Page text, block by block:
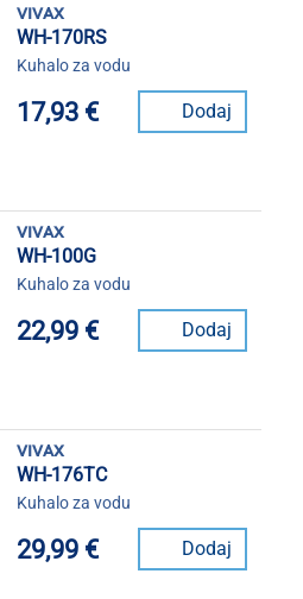
vivax
WH-170RS
Kuhalo za vodu
17,93 € Dodaj
vivax
WH-100G
Kuhalo za vodu
22,99 € Dodaj
vivax
WH-176TC
Kuhalo za vodu
29,99 € Dodaj